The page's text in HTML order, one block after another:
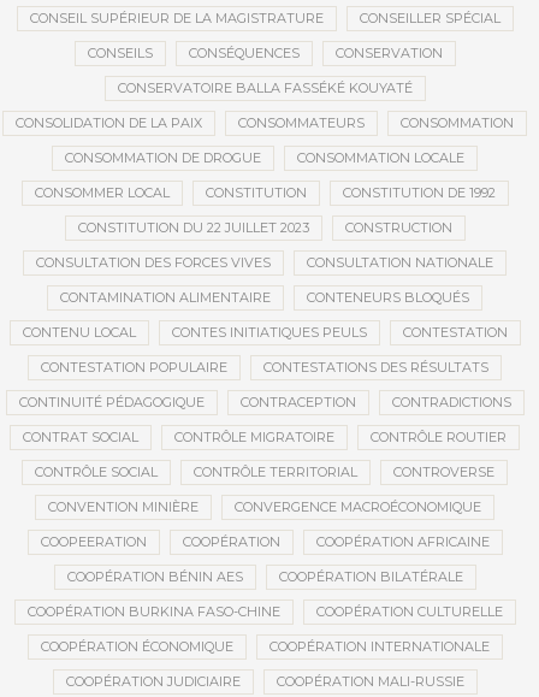
CONSEIL SUPÉRIEUR DE LA MAGISTRATURE CONSEILLER SPÉCIAL
CONSEILS CONSÉQUENCES CONSERVATION
CONSERVATOIRE BALLA FASSÉKÉ KOUYATÉ
CONSOLIDATION DE LA PAIX CONSOMMATEURS CONSOMMATION
CONSOMMATION DE DROGUE CONSOMMATION LOCALE
CONSOMMER LOCAL CONSTITUTION CONSTITUTION DE 1992
CONSTITUTION DU 22 JUILLET 2023 CONSTRUCTION
CONSULTATION DES FORCES VIVES CONSULTATION NATIONALE
CONTAMINATION ALIMENTAIRE CONTENEURS BLOQUÉS
CONTENU LOCAL CONTES INITIATIQUES PEULS CONTESTATION
CONTESTATION POPULAIRE CONTESTATIONS DES RÉSULTATS
CONTINUITÉ PÉDAGOGIQUE CONTRACEPTION CONTRADICTIONS
CONTRAT SOCIAL CONTRÔLE MIGRATOIRE CONTRÔLE ROUTIER
CONTRÔLE SOCIAL CONTRÔLE TERRITORIAL CONTROVERSE
CONVENTION MINIÈRE CONVERGENCE MACROÉCONOMIQUE
COOPEERATION COOPÉRATION COOPÉRATION AFRICAINE
COOPÉRATION BÉNIN AES COOPÉRATION BILATÉRALE
COOPÉRATION BURKINA FASO-CHINE COOPÉRATION CULTURELLE
COOPÉRATION ÉCONOMIQUE COOPÉRATION INTERNATIONALE
COOPÉRATION JUDICIAIRE COOPÉRATION MALI-RUSSIE